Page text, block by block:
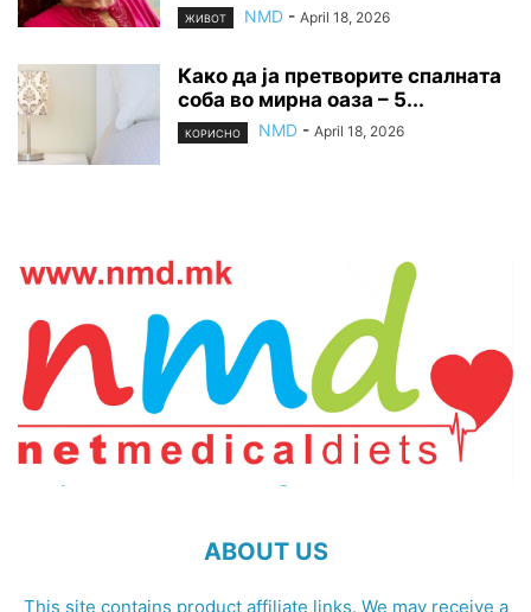
ЖИВОТ NMD - April 18, 2026
Како да ја претворите спалната
соба во мирна оаза – 5...
КОРИСНО NMD - April 18, 2026
ABOUT US
This site contains product affiliate links. We may receive a